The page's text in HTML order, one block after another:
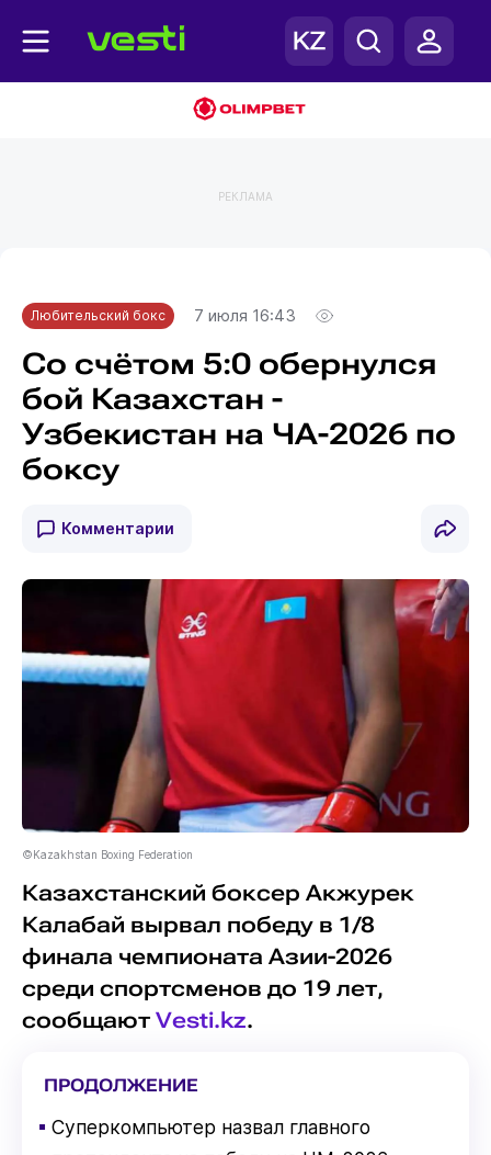
РЕКЛАМА
Любительский бокс 7 июля 16:43
Со счётом 5:0 обернулся
бой Казахстан -
Узбекистан на ЧА-2026 по
боксу
Комментарии
©Kazakhstan Boxing Federation
Казахстанский боксер Акжурек
Калабай вырвал победу в 1/8
финала чемпионата Азии-2026
среди спортсменов до 19 лет,
сообщают Vesti.kz.
ПРОДОЛЖЕНИЕ
▪ Суперкомпьютер назвал главного